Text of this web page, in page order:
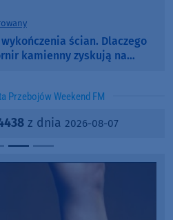
ścian. Dlaczego
kamienny zyskują na
Przebojów Weekend FM
z dnia 2026-08-07